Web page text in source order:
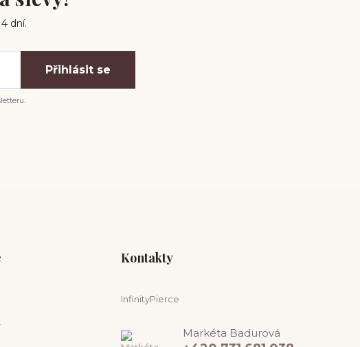
dní.
Přihlásit se
Kontakty
InfinityPierce
Markéta Badurová